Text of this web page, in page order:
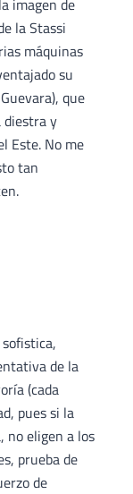
imagen de
la Stassi
máquinas
su
que
diestra y
Este. No me
tan
de la
(cada
pues si la
no eligen a los
prueba de
de